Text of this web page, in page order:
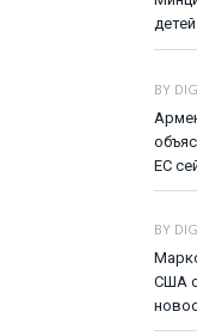
BY
ЕС
BY
США